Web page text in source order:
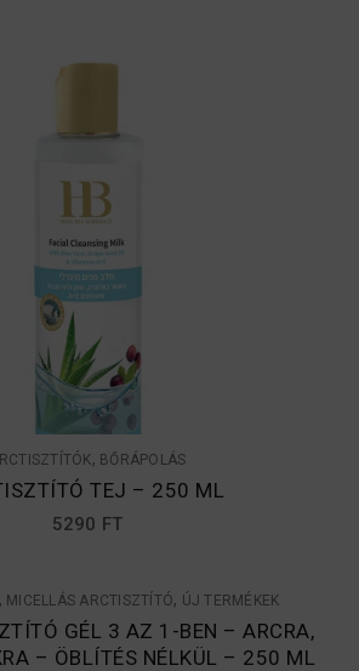
, BŐRÁPOLÁS
TEJ – 250 ML
5290 FT
, MICELLÁS ARCTISZTÍTÓ, ÚJ TERMÉKEK
GÉL 3 AZ 1-BEN – ARCRA,
– ÖBLÍTÉS NÉLKÜL – 250 ML